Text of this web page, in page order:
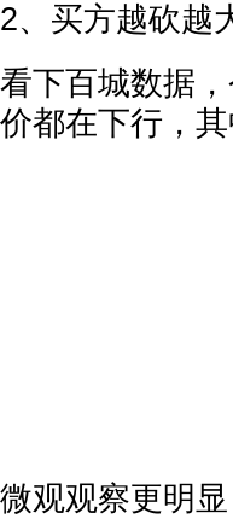
2、买方越砍越
看下百城数据
价都在下行，
微观观察更明